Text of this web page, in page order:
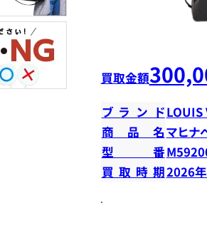
買取金額
ブランドLOUIS
商品名マヒナ
型番
買取時期2026